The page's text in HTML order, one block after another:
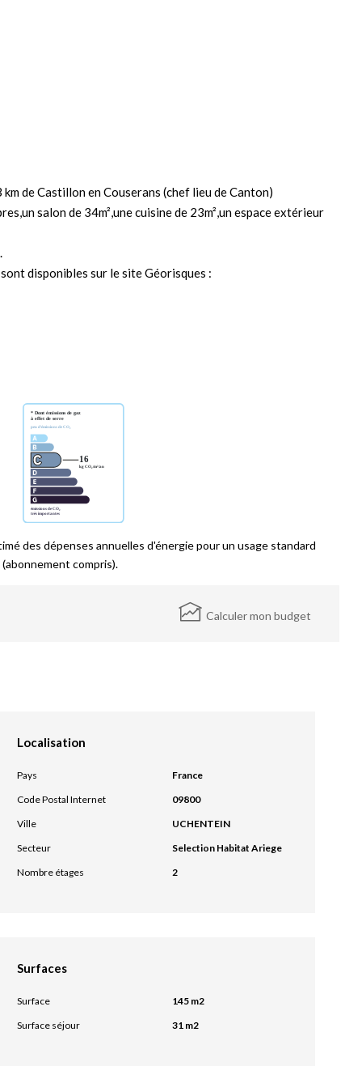
de Castillon en Couserans (chef lieu de Canton)
salon de 34m²,une cuisine de 23m²,un espace extérieur
disponibles sur le site Géorisques :
des dépenses annuelles d'énergie pour un usage standard
compris).
Calculer mon budget
Localisation
Pays
France
Code Postal Internet
09800
Ville
UCHENTEIN
Secteur
Selection Habitat Ariege
Nombre étages
2
Surfaces
Surface
145 m2
Surface séjour
31 m2